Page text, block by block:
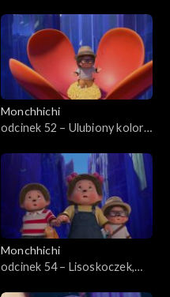
Monchhichi
odcinek 52 – Ulubiony kolor
Monchhichi
odcinek 54 – Lisoskoczek,